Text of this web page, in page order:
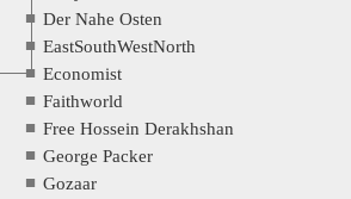
Der Nahe Osten
EastSouthWestNorth
Economist
Faithworld
Free Hossein Derakhshan
George Packer
Gozaar